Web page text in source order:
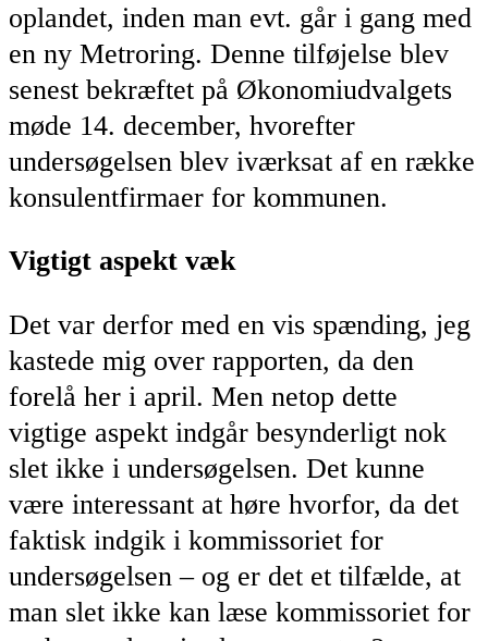
oplandet, inden man evt. går i gang med
en ny Metroring. Denne tilføjelse blev
senest bekræftet på Økonomiudvalgets
møde 14. december, hvorefter
undersøgelsen blev iværksat af en række
konsulentfirmaer for kommunen.
Vigtigt aspekt væk
Det var derfor med en vis spænding, jeg
kastede mig over rapporten, da den
forelå her i april. Men netop dette
vigtige aspekt indgår besynderligt nok
slet ikke i undersøgelsen. Det kunne
være interessant at høre hvorfor, da det
faktisk indgik i kommissoriet for
undersøgelsen – og er det et tilfælde, at
man slet ikke kan læse kommissoriet for